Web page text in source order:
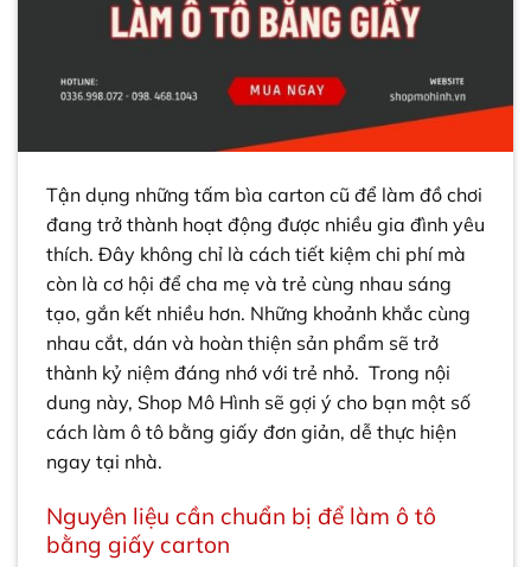
Tận dụng những tấm bìa carton cũ để làm đồ chơi
đang trở thành hoạt động được nhiều gia đình yêu
thích. Đây không chỉ là cách tiết kiệm chi phí mà
còn là cơ hội để cha mẹ và trẻ cùng nhau sáng
tạo, gắn kết nhiều hơn. Những khoảnh khắc cùng
nhau cắt, dán và hoàn thiện sản phẩm sẽ trở
thành kỷ niệm đáng nhớ với trẻ nhỏ. Trong nội
dung này, Shop Mô Hình sẽ gợi ý cho bạn một số
cách làm ô tô bằng giấy đơn giản, dễ thực hiện
ngay tại nhà.
Nguyên liệu cần chuẩn bị để làm ô tô
bằng giấy carton